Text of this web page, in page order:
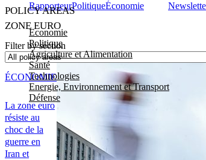
POLICY AREAS
Economie
Politique
Agriculture et Alimentation
Santé
Technologies
Energie, Environnement et Transport
Défense
RapporteurPolitiqueÉconomie
ZONE EURO
Filter by section
La zone euro
résiste au
choc de la
guerre en
Iran et
ÉCONOMIE